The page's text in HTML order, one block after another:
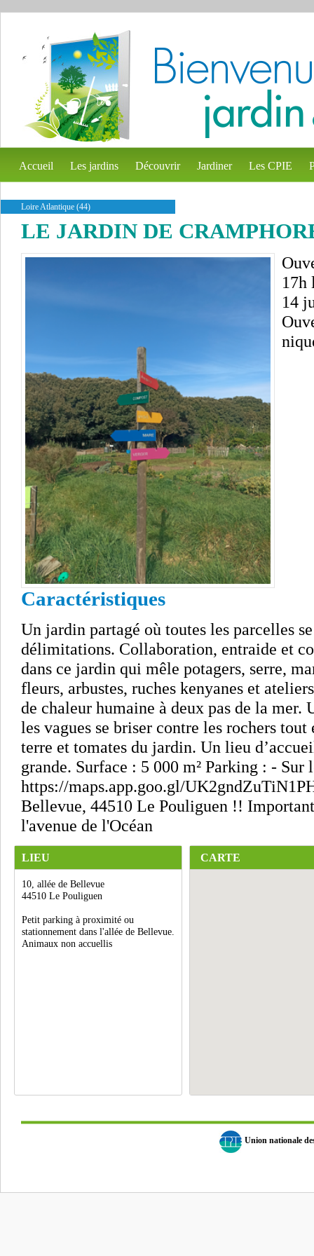
Accueil Les jardins Découvrir Jardiner Les CPIE
Loire Atlantique (44)
LE JARDIN DE
17h
14
Caractéristiques
Un jardin partagé où toutes les parcelles
délimitations. Collaboration, entraide et
dans ce jardin qui mêle potagers, serre,
fleurs, arbustes, ruches kenyanes et
de chaleur humaine à deux pas de la mer.
les vagues se briser contre les rochers
terre et tomates du jardin. Un lieu
grande. Surface : 5 000 m² Parking : - Sur
https://maps.app.goo.gl/
Bellevue, 44510 Le Pouliguen !!
l'avenue de l'Océan
LIEU
10, allée de Bellevue
44510 Le Pouliguen
Petit parking à proximité ou
stationnement dans l'allée de Bellevue.
Animaux non accuellis
CARTE
Union nationale